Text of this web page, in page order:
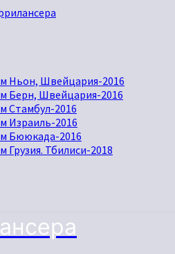
Ньон, Швейцария-2016
Берн, Швейцария-2016
Стамбул-2016
Израиль-2016
Бююкада-2016
Грузия. Тбилиси-2018